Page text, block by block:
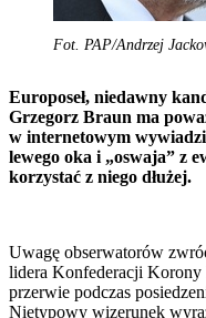
Fot. PAP/Andrzej
Europoseł, niedawny
Grzegorz Braun ma
w internetowym
lewego oka i „oswaja” z
korzystać z niego dłużej.
Uwagę obserwatorów
lidera Konfederacji Korony
przerwie podczas
Nietypowy wizerunek